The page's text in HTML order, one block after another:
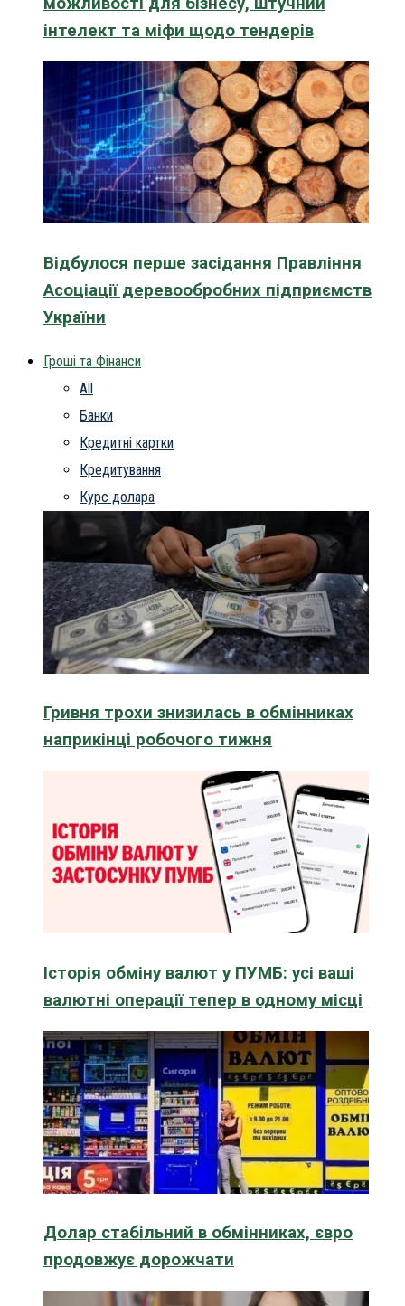
інтелект та міфи щодо тендерів
Відбулося перше засідання Правління
Асоціації деревообробних підприємств
України
Гроші та Фінанси
All
Банки
Кредитні картки
Кредитування
Курс долара
Гривня трохи знизилась в обмінниках
наприкінці робочого тижня
Історія обміну валют у ПУМБ: усі ваші
валютні операції тепер в одному місці
Долар стабільний в обмінниках, євро
продовжує дорожчати